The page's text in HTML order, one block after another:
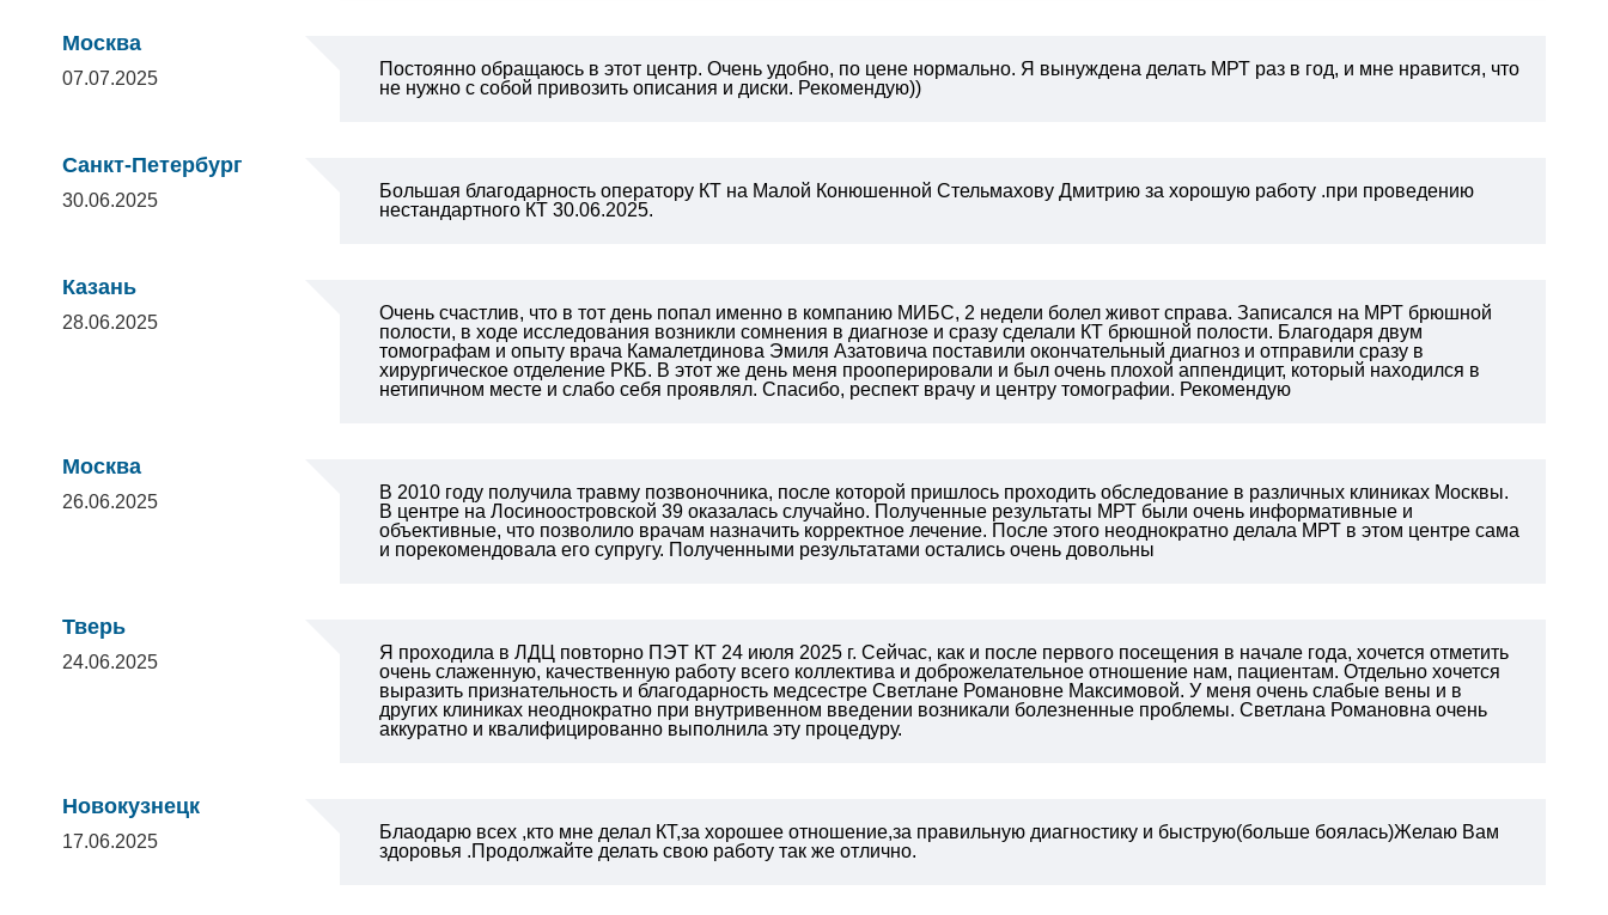
Москва
07.07.2025
Постоянно обращаюсь в этот центр. Очень удобно, по цене нормально. Я вынуждена делать МРТ раз в год, и мне нравится, что
не нужно с собой привозить описания и диски. Рекомендую))
Санкт-Петербург
30.06.2025
Большая благодарность оператору КТ на Малой Конюшенной Стельмахову Дмитрию за хорошую работу .при проведению
нестандартного КТ 30.06.2025.
Казань
28.06.2025
Очень счастлив, что в тот день попал именно в компанию МИБС, 2 недели болел живот справа. Записался на МРТ брюшной
полости, в ходе исследования возникли сомнения в диагнозе и сразу сделали КТ брюшной полости. Благодаря двум
томографам и опыту врача Камалетдинова Эмиля Азатовича поставили окончательный диагноз и отправили сразу в
хирургическое отделение РКБ. В этот же день меня прооперировали и был очень плохой аппендицит, который находился в
нетипичном месте и слабо себя проявлял. Спасибо, респект врачу и центру томографии. Рекомендую
Москва
26.06.2025
В 2010 году получила травму позвоночника, после которой пришлось проходить обследование в различных клиниках Москвы.
В центре на Лосиноостровской 39 оказалась случайно. Полученные результаты МРТ были очень информативные и
объективные, что позволило врачам назначить корректное лечение. После этого неоднократно делала МРТ в этом центре сама
и порекомендовала его супругу. Полученными результатами остались очень довольны
Тверь
24.06.2025
Я проходила в ЛДЦ повторно ПЭТ КТ 24 июля 2025 г. Сейчас, как и после первого посещения в начале года, хочется отметить
очень слаженную, качественную работу всего коллектива и доброжелательное отношение нам, пациентам. Отдельно хочется
выразить признательность и благодарность медсестре Светлане Романовне Максимовой. У меня очень слабые вены и в
других клиниках неоднократно при внутривенном введении возникали болезненные проблемы. Светлана Романовна очень
аккуратно и квалифицированно выполнила эту процедуру.
Новокузнецк
17.06.2025
Блаодарю всех ,кто мне делал КТ,за хорошее отношение,за правильную диагностику и быструю(больше боялась)Желаю Вам
здоровья .Продолжайте делать свою работу так же отлично.